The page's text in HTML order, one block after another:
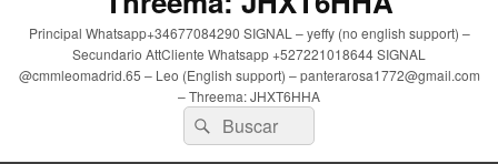
Principal Whatsapp+34677084290 SIGNAL – yeffy (no english support) –
Secundario AttCliente Whatsapp +527221018644 SIGNAL
@cmmleomadrid.65 – Leo (English support) – panterarosa1772@gmail.com
– Threema: JHXT6HHA
Buscar
por:
Buscar